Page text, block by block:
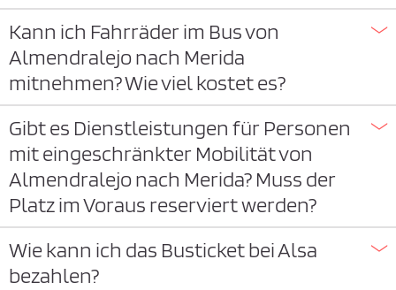
Kann ich Fahrräder im Bus von
Almendralejo nach Merida
mitnehmen? Wie viel kostet es?
Gibt es Dienstleistungen für Personen
mit eingeschränkter Mobilität von
Almendralejo nach Merida? Muss der
Platz im Voraus reserviert werden?
Wie kann ich das Busticket bei Alsa
bezahlen?